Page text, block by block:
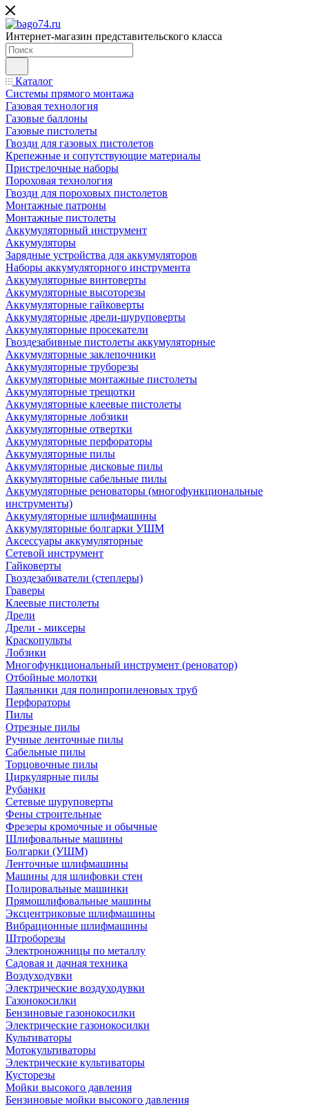
Интернет-магазин представительского класса
Каталог
Системы прямого монтажа
Газовая технология
Газовые баллоны
Газовые пистолеты
Гвозди для газовых пистолетов
Крепежные и сопутствующие материалы
Пристрелочные наборы
Пороховая технология
Гвозди для пороховых пистолетов
Монтажные патроны
Монтажные пистолеты
Аккумуляторный инструмент
Аккумуляторы
Зарядные устройства для аккумуляторов
Наборы аккумуляторного инструмента
Аккумуляторные винтоверты
Аккумуляторные высоторезы
Аккумуляторные гайковерты
Аккумуляторные дрели-шуруповерты
Аккумуляторные просекатели
Гвоздезабивные пистолеты аккумуляторные
Аккумуляторные заклепочники
Аккумуляторные труборезы
Аккумуляторные монтажные пистолеты
Аккумуляторные трещотки
Аккумуляторные клеевые пистолеты
Аккумуляторные лобзики
Аккумуляторные отвертки
Аккумуляторные перфораторы
Аккумуляторные пилы
Аккумуляторные дисковые пилы
Аккумуляторные сабельные пилы
Аккумуляторные реноваторы (многофункциональные
инструменты)
Аккумуляторные шлифмашины
Аккумуляторные болгарки УШМ
Аксессуары аккумуляторные
Сетевой инструмент
Гайковерты
Гвоздезабиватели (степлеры)
Граверы
Клеевые пистолеты
Дрели
Дрели - миксеры
Краскопульты
Лобзики
Многофункциональный инструмент (реноватор)
Отбойные молотки
Паяльники для полипропиленовых труб
Перфораторы
Пилы
Отрезные пилы
Ручные ленточные пилы
Сабельные пилы
Торцовочные пилы
Циркулярные пилы
Рубанки
Сетевые шуруповерты
Фены строительные
Фрезеры кромочные и обычные
Шлифовальные машины
Болгарки (УШМ)
Ленточные шлифмашины
Машины для шлифовки стен
Полировальные машинки
Прямошлифовальные машины
Эксцентриковые шлифмашины
Вибрационные шлифмашины
Штроборезы
Электроножницы по металлу
Садовая и дачная техника
Воздуходувки
Электрические воздуходувки
Газонокосилки
Бензиновые газонокосилки
Электрические газонокосилки
Культиваторы
Мотокультиваторы
Электрические культиваторы
Кусторезы
Мойки высокого давления
Бензиновые мойки высокого давления